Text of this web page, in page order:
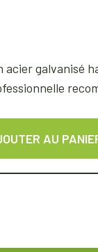
galvanisé
AU